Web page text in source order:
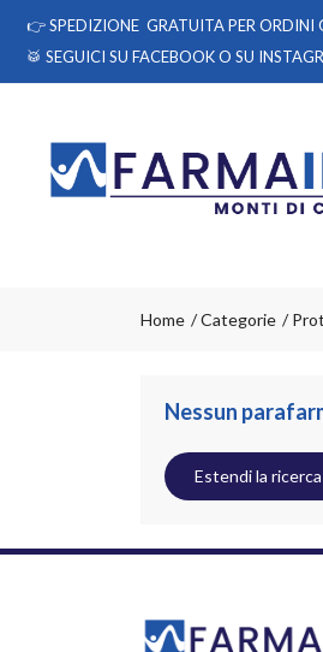
👉SPEDIZIONE GRATUITA PER ORDINI
🥁 SEGUICI SU FACEBOOKO SU
Home Categorie
Nessun
Estendi la